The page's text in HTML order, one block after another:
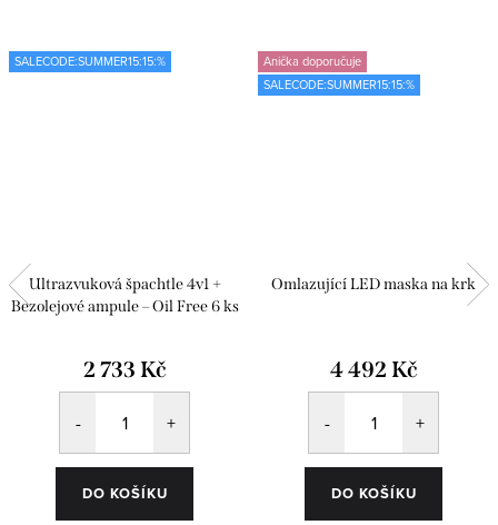
SALECODE:SUMMER15:15:%
Ultrazvuková špachtle 4v1 +
Bezolejové ampule – Oil Free 6 ks
2 733 Kč
DO KOŠÍKU
Anička doporučuje
SALECODE:SUMMER15:15:%
Omlazující LED maska na krk
4 492 Kč
DO KOŠÍKU